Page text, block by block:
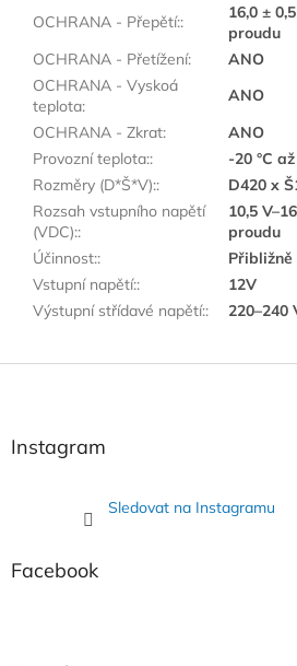
OCHRANA - Přepětí::
16,0 ±
proudu
OCHRANA - Přetížení:
ANO
OCHRANA - Vyskoá
teplota:
ANO
OCHRANA - Zkrat:
ANO
Provozní teplota::
-20 °C až
Rozměry (D*Š*V)::
D420 x
Rozsah vstupního napětí
(VDC)::
10,5
proudu
Účinnost::
Přibližně
Vstupní napětí::
12V
Výstupní střídavé napětí:: 220–240
Z
Instagram
Sledovat na Instagramu
Facebook